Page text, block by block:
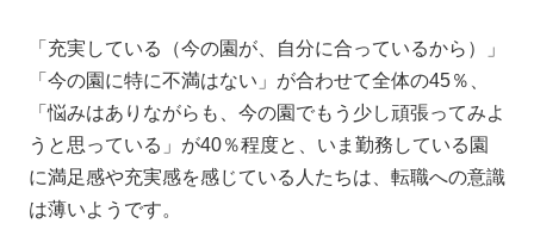
「充実している（今の園が、自分に合っているから）」
「今の園に特に不満はない」が合わせて全体の45％、
「悩みはありながらも、今の園でもう少し頑張ってみよ
うと思っている」が40％程度と、いま勤務している園
に満足感や充実感を感じている人たちは、転職への意識
は薄いようです。